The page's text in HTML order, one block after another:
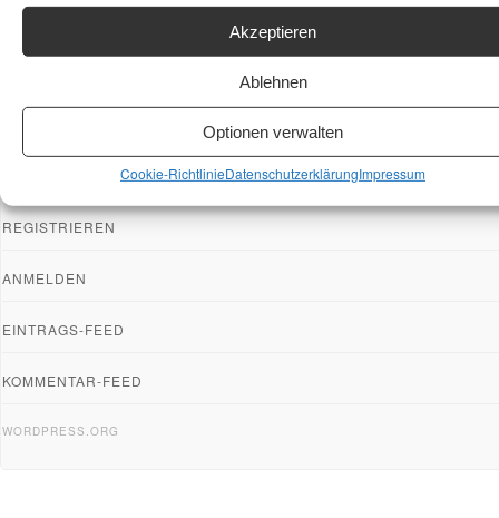
Akzeptieren
Ablehnen
Optionen verwalten
Cookie-RichtlinieDatenschutzerklärungImpressum
REGISTRIEREN
ANMELDEN
EINTRAGS-FEED
KOMMENTAR-FEED
WORDPRESS.ORG